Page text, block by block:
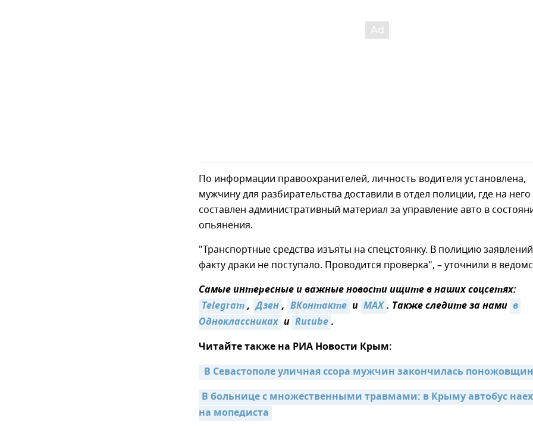
По информации правоохранителей, личность водителя установлена,
мужчину для разбирательства доставили в отдел полиции, где на
составлен административный материал за управление авто в
опьянения.
"Транспортные средства изъяты на спецстоянку. В полицию
факту драки не поступало. Проводится проверка", – уточнили в
Самые интересные и важные новости ищите в наших соцсетях:
Telegram, Дзен, ВКонтакте и MAX. Также следите за нами в
Одноклассниках и Rutube.
Читайте также на РИА Новости Крым:
В Севастополе уличная ссора мужчин закончилась
В больнице с множественными травмами: в Крыму автобус
на мопедиста